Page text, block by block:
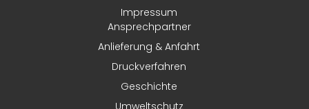
Impressum
Ansprechpartner
Anlieferung & Anfahrt
Druckverfahren
Geschichte
Umweltschutz